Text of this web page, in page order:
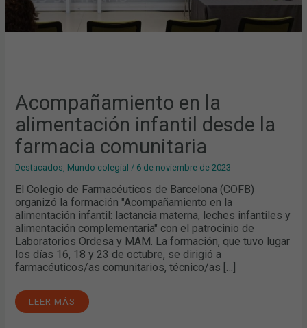
Acompañamiento en la
alimentación infantil desde la
farmacia comunitaria
Destacados, Mundo colegial / 6 de noviembre de 2023
El Colegio de Farmacéuticos de Barcelona (COFB)
organizó la formación "Acompañamiento en la
alimentación infantil: lactancia materna, leches infantiles y
alimentación complementaria" con el patrocinio de
Laboratorios Ordesa y MAM. La formación, que tuvo lugar
los días 16, 18 y 23 de octubre, se dirigió a
farmacéuticos/as comunitarios, técnico/as […]
LEER MÁS